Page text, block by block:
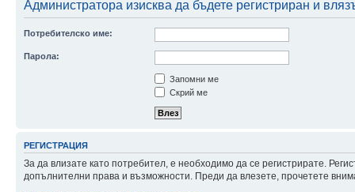
Администратора изисква да бъдете регистриран и
Потребителско име:
Парола:
Запомни ме
Скрий ме
РЕГИСТРАЦИЯ
За да влизате като потребител, е необходимо да се регистрирате.
допълнителни права и възможности. Преди да влезете, прочетете